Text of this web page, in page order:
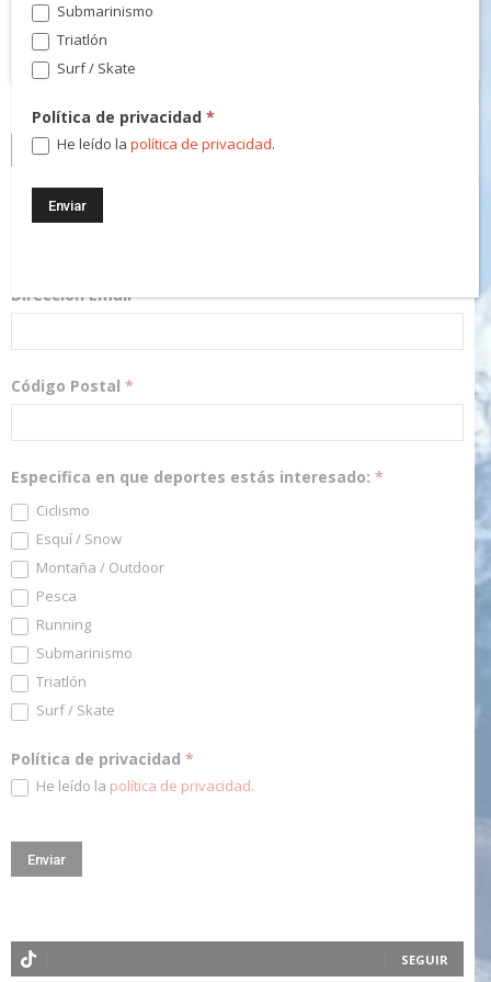
NEWSLETTER
¡Regístrate! Te mantendremos informado de las novedades y
Dirección Email*
Código Postal *
Especifica en que deportes estás interesado: *
Ciclismo
Esquí / Snow
Montaña / Outdoor
Pesca
Running
Submarinismo
Triatlón
Surf / Skate
Política de privacidad *
He leído la política de privacidad.
SEGUIR
Submarinismo
Triatlón
Surf / Skate
Política de privacidad*
He leído lapolítica de privacidad.